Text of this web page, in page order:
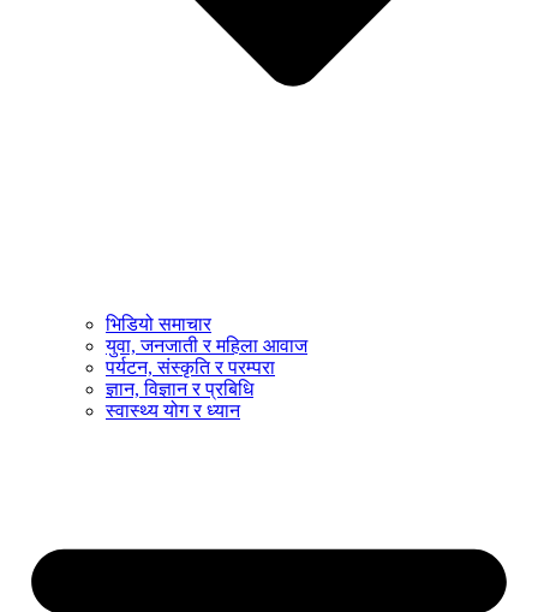
भिडियो समाचार
युवा, जनजाती र महिला आवाज
पर्यटन, संस्कृति र परम्परा
ज्ञान, विज्ञान र प्रबिधि
स्वास्थ्य योग र ध्यान